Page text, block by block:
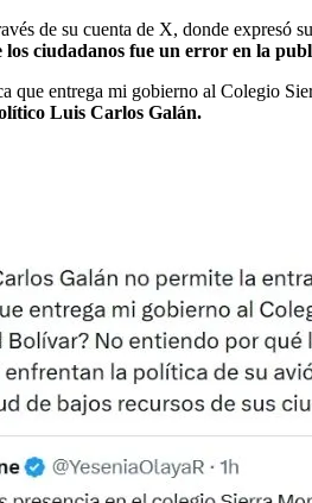
de su cuenta de X, donde
ciudadanos fue un error en la
entrega mi gobierno al Colegio
Luis Carlos Galán.